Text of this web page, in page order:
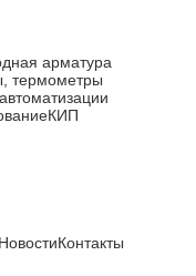
арматура
термометры
КИП
НовостиКонтакты